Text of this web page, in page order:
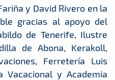
y David Rivero en la
gracias al apoyo del
de Tenerife, Ilustre
de Abona, Kerakoll,
Ferretería Luis
Vacacional y Academia